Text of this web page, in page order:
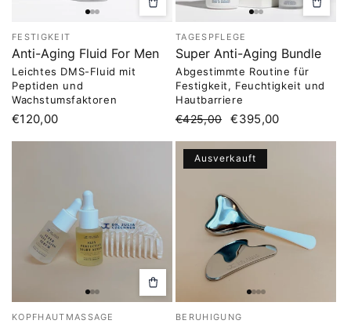
In
den
FESTIGKEIT
Anti-Aging Fluid For Men
Leichtes DMS-Fluid mit
Peptiden und
Wachstumsfaktoren
Normaler
€120,00
In
den
TAGESPFLEGE
Super Anti-Aging Bundle
Abgestimmte Routine für
Festigkeit, Feuchtigkeit und
Hautbarriere
Normaler
€425,00 Verkaufspreis
€395,00
In
den
KOPFHAUTMASSAGE
Ausverkauft
BERUHIGUNG